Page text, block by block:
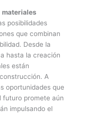
materiales
posibilidades
que combinan
Desde la
hasta la creación
están
A
oportunidades que
futuro promete aún
impulsando el